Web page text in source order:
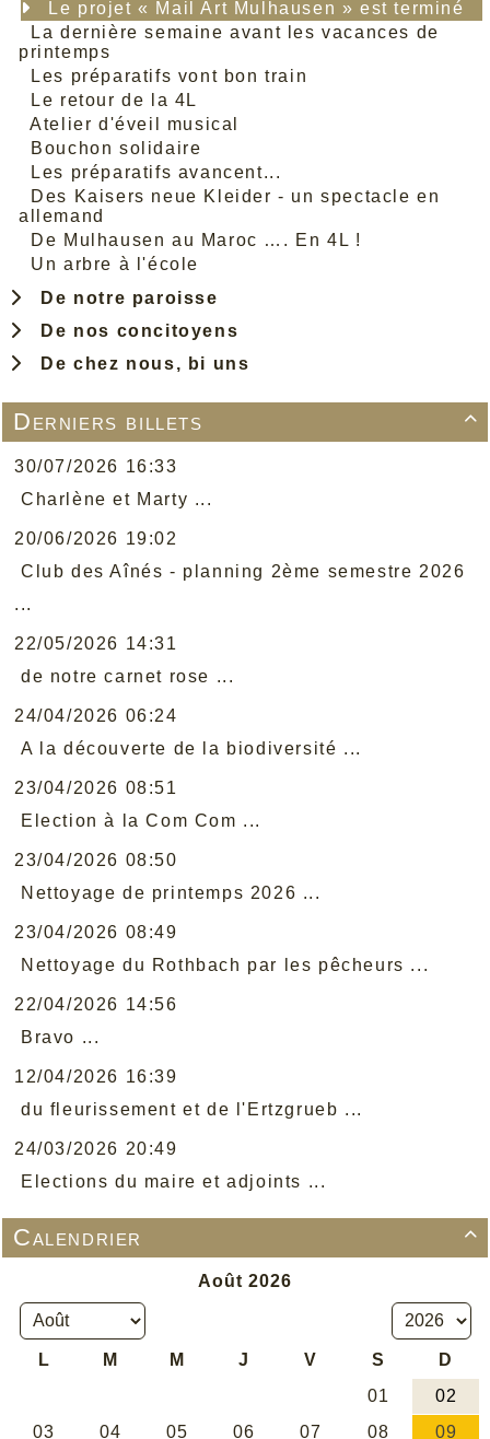
Le projet « Mail Art Mulhausen » est terminé
La dernière semaine avant les vacances de
printemps
Les préparatifs vont bon train
Le retour de la 4L
Atelier d'éveil musical
Bouchon solidaire
Les préparatifs avancent...
Des Kaisers neue Kleider - un spectacle en
allemand
De Mulhausen au Maroc …. En 4L !
Un arbre à l'école
De notre paroisse
De nos concitoyens
De chez nous, bi uns

Derniers billets
30/07/2026 16:33
Charlène et Marty ...
20/06/2026 19:02
Club des Aînés - planning 2ème semestre 2026
...
22/05/2026 14:31
de notre carnet rose ...
24/04/2026 06:24
A la découverte de la biodiversité ...
23/04/2026 08:51
Election à la Com Com ...
23/04/2026 08:50
Nettoyage de printemps 2026 ...
23/04/2026 08:49
Nettoyage du Rothbach par les pêcheurs ...
22/04/2026 14:56
Bravo ...
12/04/2026 16:39
du fleurissement et de l'Ertzgrueb ...
24/03/2026 20:49
Elections du maire et adjoints ...

Calendrier